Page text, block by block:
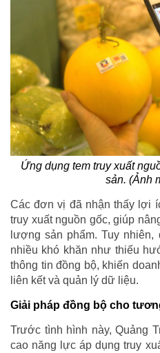
Ứng dụng tem truy xuất
sản. (Ảnh
Các đơn vị đã nhận thấy lợi
truy xuất nguồn gốc, giúp
lượng sản phẩm. Tuy
nhiều khó khăn như thiếu
thông tin đồng bộ, khiến
liên kết và quản lý dữ liệu.
Giải pháp đồng bộ cho
Trước tình hình này, Quảng
cao năng lực áp dụng truy